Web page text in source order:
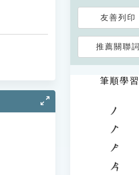
友善列印
推薦關聯詞
筆順學習